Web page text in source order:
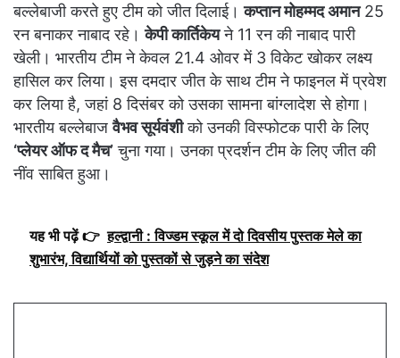
बल्लेबाजी करते हुए टीम को जीत दिलाई।कप्तान मोहम्मद अमान25
रन बनाकर नाबाद रहे।केपी कार्तिकेयने 11 रन की नाबाद पारी
खेली। भारतीय टीम ने केवल 21.4 ओवर में 3 विकेट खोकर लक्ष्य
हासिल कर लिया। इस दमदार जीत के साथ टीम ने फाइनल में प्रवेश
कर लिया है, जहां 8 दिसंबर को उसका सामना बांग्लादेश से होगा।
भारतीय बल्लेबाजवैभव सूर्यवंशीको उनकी विस्फोटक पारी के लिए
‘प्लेयर ऑफ द मैच’चुना गया। उनका प्रदर्शन टीम के लिए जीत की
नींव साबित हुआ।
यह भी पढ़ें 👉 हल्द्वानी : विज्डम स्कूल में दो दिवसीय पुस्तक मेले का
शुभारंभ, विद्यार्थियों को पुस्तकों से जुड़ने का संदेश